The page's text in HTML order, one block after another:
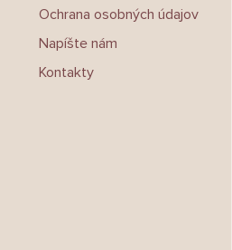
Ochrana osobných údajov
Napíšte nám
Kontakty